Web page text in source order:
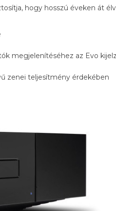
hogy hosszú éveken át
megjelenítéséhez az Evo
zenei teljesítmény érdekében